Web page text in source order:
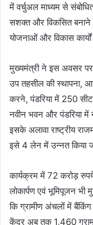
में वर्चुअल माध्यम से
सशक्त और विकसित बनाने
योजनाओं और विकास कार्यों
मुख्यमंत्री ने इस अवसर पर
उप तहसील की स्थापना,
करने, पंडरिया में 250
नवीन भवन और पंडरिया में
इसके अलावा राष्ट्रीय
इसे 4 लेन में उन्नत किया
कार्यक्रम में 72 करोड़ रुपये
लोकार्पण एवं भूमिपूजन
कि ग्रामीण अंचलों में
केंद्र अब तक 1,460 ग्राम